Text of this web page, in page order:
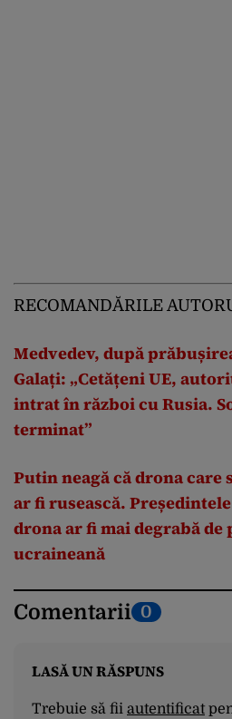
RECOMANDĂRILE
Medvedev, după
Galați: „Cetățeni UE,
intrat în război cu Rusia.
terminat”
Putin neagă că drona care
ar fi rusească.
drona ar fi mai degrabă
ucraineană
Comentarii 0
LASĂ UN RĂSPUNS
Trebuie să fii autentificat